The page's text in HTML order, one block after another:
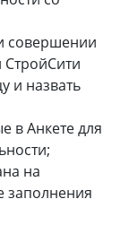
совершении
СтройСити
и назвать
в Анкете для
на
заполнения